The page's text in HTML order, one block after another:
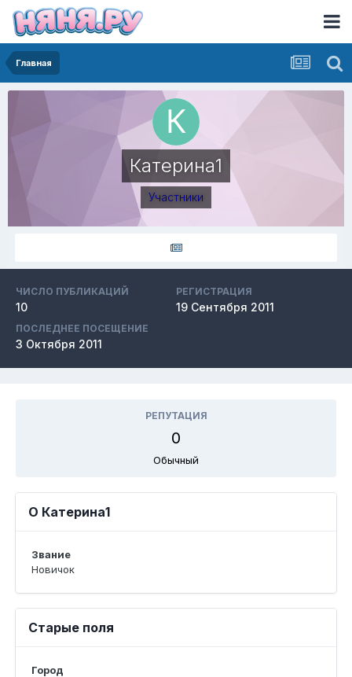
Главная
Катерина1
Участники
ЧИСЛО ПУБЛИКАЦИЙ
10
РЕГИСТРАЦИЯ
19 Сентября 2011
ПОСЛЕДНЕЕ ПОСЕЩЕНИЕ
3 Октября 2011
РЕПУТАЦИЯ
0
Обычный
О Катерина1
Звание
Новичок
Старые поля
Город